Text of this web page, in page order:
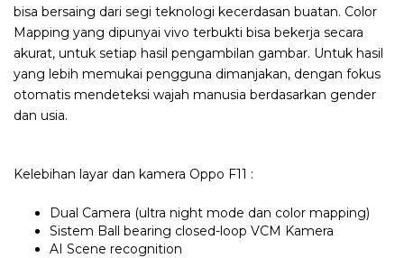
bisa bersaing dari segi teknologi kecerdasan buatan. Color
Mapping yang dipunyai vivo terbukti bisa bekerja secara
akurat, untuk setiap hasil pengambilan gambar. Untuk hasil
yang lebih memukai pengguna dimanjakan, dengan fokus
otomatis mendeteksi wajah manusia berdasarkan gender
dan usia.
Kelebihan layar dan kamera Oppo F11 :
Dual Camera (ultra night mode dan color mapping)
Sistem Ball bearing closed-loop VCM Kamera
AI Scene recognition